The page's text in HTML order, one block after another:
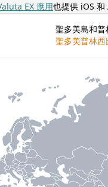
EX 應用也提供 iOS 和
聖多美島和
聖多美普林西